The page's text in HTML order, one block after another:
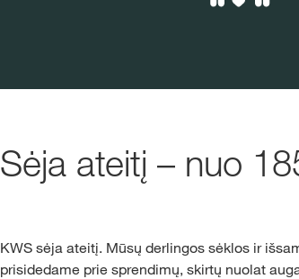
Sėja ateitį – nuo
KWS sėja ateitį. Mūsų derlingos sėklos ir
prisidedame prie sprendimų, skirtų nuolat